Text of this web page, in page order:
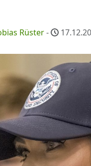
Rüster-